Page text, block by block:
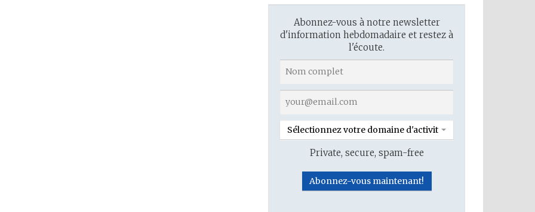
Abonnez-vous à notre newsletter
d'information hebdomadaire et restez à
l'écoute.
Sélectionnez votre domaine d'activité
Private, secure, spam-free